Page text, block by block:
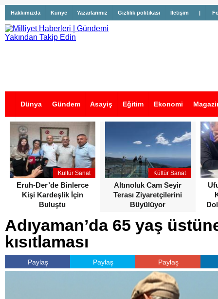
Hakkımızda Künye Yazarlarımız Gizlilik politikası İletişim |
Dünya Gündem Asayiş Eğitim Ekonomi
İş İlanları
Kültür Sanat
Eruh-Der’de Binlerce
Kişi Kardeşlik İçin
Buluştu
Kültür Sanat
Altınoluk Cam Seyir
Terası Ziyaretçilerini
Büyülüyor
Adıyaman’da 65 yaş
kısıtlaması
Paylaş Paylaş Paylaş